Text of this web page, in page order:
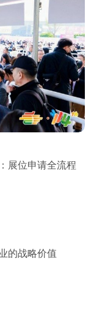
：展位申请全流程
的战略价值